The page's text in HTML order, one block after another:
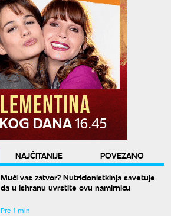
NAJČITANIJE
POVEZANO
Muči vas zatvor? Nutricionistkinja savetuje
da u ishranu uvrstite ovu namirnicu
Pre 1 min